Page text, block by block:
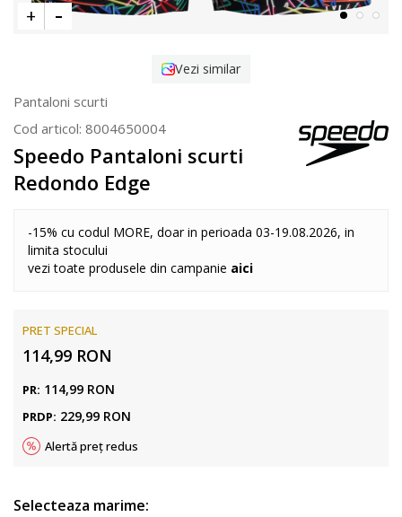
Vezi similar
Pantaloni scurti
Cod articol: 8004650004
Speedo Pantaloni scurti
Redondo Edge
-15% cu codul MORE, doar in perioada 03-19.08.2026, in
limita stocului
vezi toate produsele din campanie aici
PRET SPECIAL
114,99 RON
PR: 114,99 RON
PRDP: 229,99 RON
Alertă preț redus
Selecteaza marime: